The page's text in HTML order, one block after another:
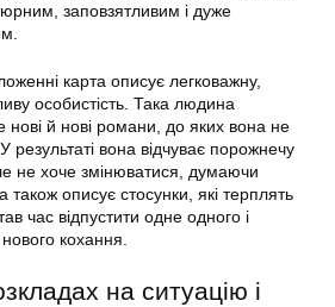
заповзятливим і дуже
карта описує легковажну,
особистість. Така людина
нові й нові романи, до яких вона не
результаті вона відчуває порожнечу
не хоче змінюватися, думаючи
описує стосунки, які терплять
час відпустити одне одного і
кохання.
на ситуацію і